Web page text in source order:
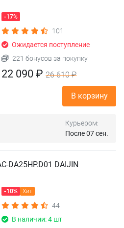
-17%
101
Ожидается поступление
221 бонусов за покупку
22 090 ₽26 610 ₽
В корзину
Курьером:
После 07 сен.
DA25HP.D01 DAIJIN
-10% Хит
44
В наличии: 4 шт